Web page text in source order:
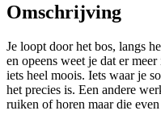
Omschrijving
Je loopt door het bos, langs
en opeens weet je dat er
iets heel moois. Iets waar je
het precies is. Een andere
ruiken of horen maar die